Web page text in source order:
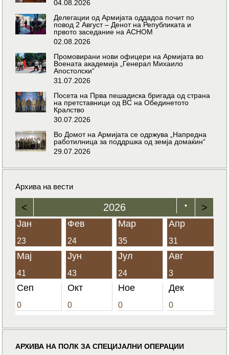
04.08.2026
Делегации од Армијата оддадоа почит по
повод 2 Август – Денот на Републиката и
првото заседание на АСНОМ
02.08.2026
Промовирани нови офицери на Армијата во
Воената академија „Генерал Михаило
Апостолски“
31.07.2026
Посета на Прва пешадиска бригада од страна
на претставници од ВС на Обединетото
Кралство
30.07.2026
Во Домот на Армијата се одржува „Напредна
работилница за поддршка од земја домаќин“
29.07.2026
Архива на вести
< 2026 ▼ >
Јан
23
Фев
24
Мар
35
Апр
31
Мај
41
Јун
43
Јул
24
Авг
3
Сеп
0
Окт
0
Ное
0
Дек
0
АРХИВА НА ПОЛК ЗА СПЕЦИЈАЛНИ ОПЕРАЦИИ